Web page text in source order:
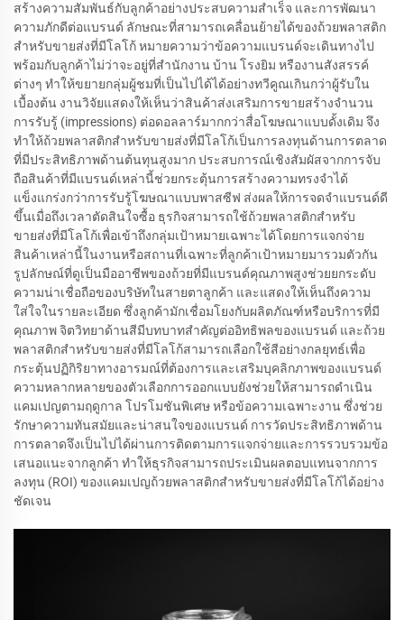
สร้างความสัมพันธ์กับลูกค้าอย่างประสบความสำเร็จ และการพัฒนา
ความภักดีต่อแบรนด์ ลักษณะที่สามารถเคลื่อนย้ายได้ของถ้วยพลาสติก
สำหรับขายส่งที่มีโลโก้ หมายความว่าข้อความแบรนด์จะเดินทางไป
พร้อมกับลูกค้าไม่ว่าจะอยู่ที่สำนักงาน บ้าน โรงยิม หรืองานสังสรรค์
ต่างๆ ทำให้ขยายกลุ่มผู้ชมที่เป็นไปได้ได้อย่างทวีคูณเกินกว่าผู้รับใน
เบื้องต้น งานวิจัยแสดงให้เห็นว่าสินค้าส่งเสริมการขายสร้างจำนวน
การรับรู้ (impressions) ต่อดอลลาร์มากกว่าสื่อโฆษณาแบบดั้งเดิม จึง
ทำให้ถ้วยพลาสติกสำหรับขายส่งที่มีโลโก้เป็นการลงทุนด้านการตลาด
ที่มีประสิทธิภาพด้านต้นทุนสูงมาก ประสบการณ์เชิงสัมผัสจากการจับ
ถือสินค้าที่มีแบรนด์เหล่านี้ช่วยกระตุ้นการสร้างความทรงจำได้
แข็งแกร่งกว่าการรับรู้โฆษณาแบบพาสซีฟ ส่งผลให้การจดจำแบรนด์ดี
ขึ้นเมื่อถึงเวลาตัดสินใจซื้อ ธุรกิจสามารถใช้ถ้วยพลาสติกสำหรับ
ขายส่งที่มีโลโก้เพื่อเข้าถึงกลุ่มเป้าหมายเฉพาะได้โดยการแจกจ่าย
สินค้าเหล่านี้ในงานหรือสถานที่เฉพาะที่ลูกค้าเป้าหมายมารวมตัวกัน
รูปลักษณ์ที่ดูเป็นมืออาชีพของถ้วยที่มีแบรนด์คุณภาพสูงช่วยยกระดับ
ความน่าเชื่อถือของบริษัทในสายตาลูกค้า และแสดงให้เห็นถึงความ
ใส่ใจในรายละเอียด ซึ่งลูกค้ามักเชื่อมโยงกับผลิตภัณฑ์หรือบริการที่มี
คุณภาพ จิตวิทยาด้านสีมีบทบาทสำคัญต่ออิทธิพลของแบรนด์ และถ้วย
พลาสติกสำหรับขายส่งที่มีโลโก้สามารถเลือกใช้สีอย่างกลยุทธ์เพื่อ
กระตุ้นปฏิกิริยาทางอารมณ์ที่ต้องการและเสริมบุคลิกภาพของแบรนด์
ความหลากหลายของตัวเลือกการออกแบบยังช่วยให้สามารถดำเนิน
แคมเปญตามฤดูกาล โปรโมชันพิเศษ หรือข้อความเฉพาะงาน ซึ่งช่วย
รักษาความทันสมัยและน่าสนใจของแบรนด์ การวัดประสิทธิภาพด้าน
การตลาดจึงเป็นไปได้ผ่านการติดตามการแจกจ่ายและการรวบรวมข้อ
เสนอแนะจากลูกค้า ทำให้ธุรกิจสามารถประเมินผลตอบแทนจากการ
ลงทุน (ROI) ของแคมเปญถ้วยพลาสติกสำหรับขายส่งที่มีโลโก้ได้อย่าง
ชัดเจน